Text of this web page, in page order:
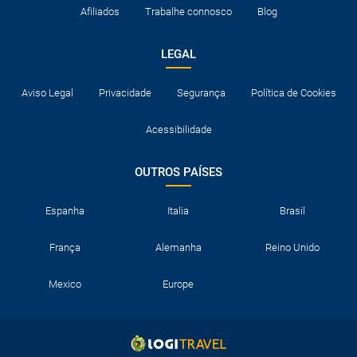
Afiliados Trabalhe connosco Blog
LEGAL
Aviso Legal Privacidade Segurança Política de Cookies
Acessibilidade
OUTROS PAÍSES
Espanha Italia Brasil
França Alemanha Reino Unido
Mexico Europe